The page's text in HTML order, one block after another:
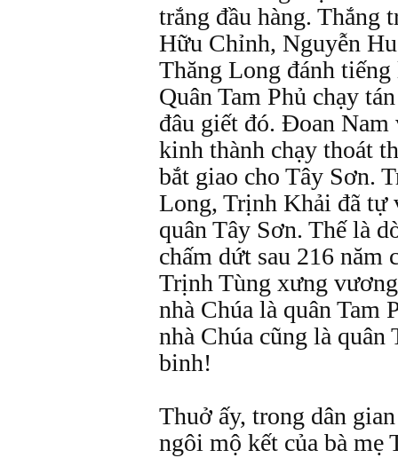
trắng đầu hàng. Thắng
Hữu Chỉnh, Nguyễn
Thăng Long đánh
Quân Tam Phủ chạy
đâu giết đó. Đoan
kinh thành chạy thoát
bắt giao cho Tây Sơn.
Long, Trịnh Khải đã tự
quân Tây Sơn. Thế là
chấm dứt sau 216 năm
Trịnh Tùng xưng
nhà Chúa là quân Tam
nhà Chúa cũng là
binh!
Thuở ấy, trong dân
ngôi mộ kết của bà